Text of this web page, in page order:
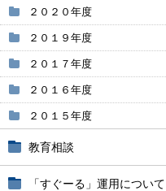
２０２０年度
２０１９年度
２０１７年度
２０１６年度
２０１５年度
教育相談
「すぐーる」運用について